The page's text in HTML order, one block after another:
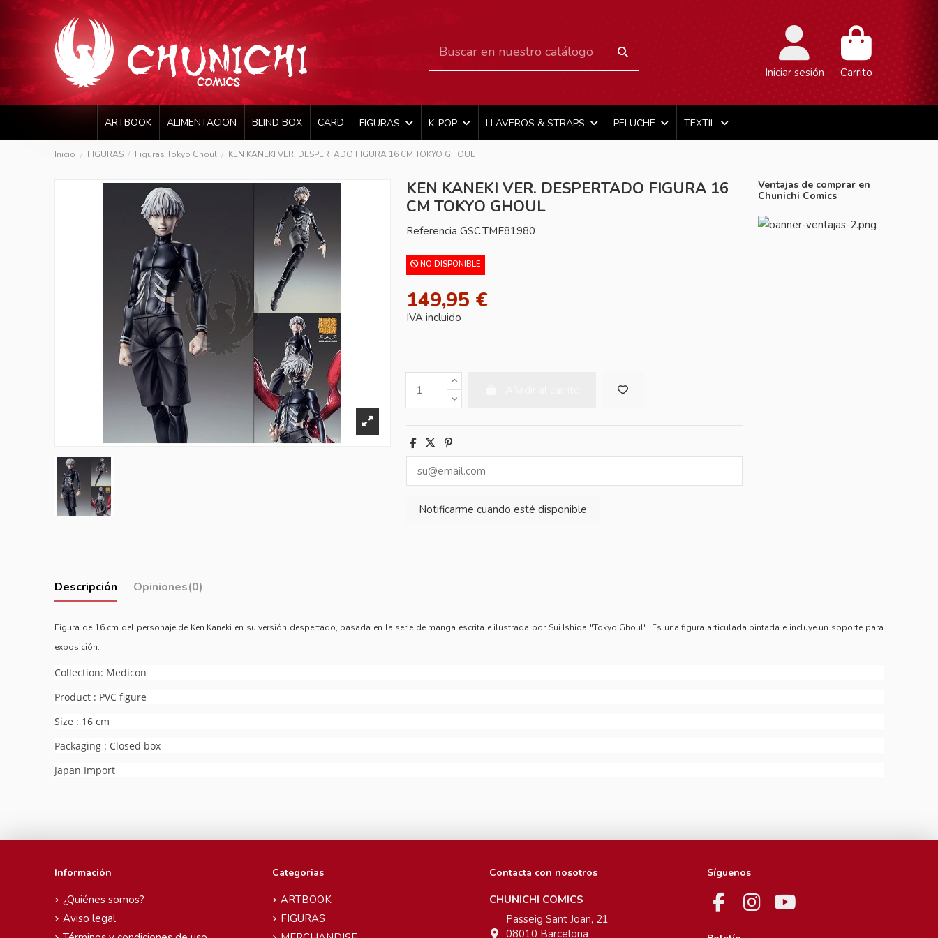
Iniciar sesión Carrito
ARTBOOK ALIMENTACION BLIND BOX CARD FIGURAS K-POP LLAVEROS & STRAPS PELUCHE TEXTIL
Inicio FIGURAS Figuras Tokyo Ghoul KEN KANEKI VER. DESPERTADO FIGURA 16 CM TOKYO GHOUL
KEN KANEKI VER. DESPERTADO FIGURA 16
CM TOKYO GHOUL
Referencia GSC.TME81980
NO DISPONIBLE
149,95 €
IVA incluido
Ventajas de comprar en
Chunichi Comics
Descripción Opiniones(0)
Figura de 16 cm del personaje de Ken Kaneki en su versión despertado, basada en la serie de manga escrita e ilustrada por Sui Ishida "Tokyo Ghoul". Es una figura articulada pintada e incluye un soporte para
exposición.
Collection: Medicon
Product : PVC figure
Size : 16 cm
Packaging : Closed box
Japan Import
Información
¿Quiénes somos?
Aviso legal
Categorias
ARTBOOK
FIGURAS
Contacta con nosotros
CHUNICHI COMICS
Passeig Sant Joan, 21
08010 Barcelona
Síguenos